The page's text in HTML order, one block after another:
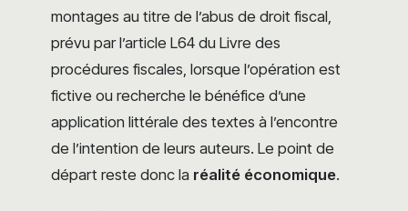
montages au titre de l’abus de droit fiscal,
prévu par l’article L64 du Livre des
procédures fiscales, lorsque l’opération est
fictive ou recherche le bénéfice d’une
application littérale des textes à l’encontre
de l’intention de leurs auteurs. Le point de
départ reste donc la réalité économique.